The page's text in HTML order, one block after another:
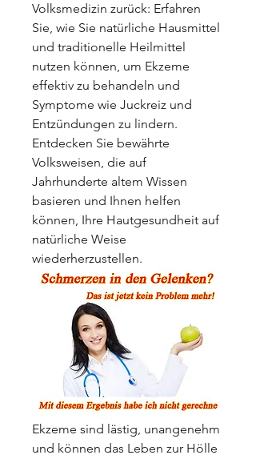
Volksmedizin zurück: Erfahren
Sie, wie Sie natürliche Hausmittel
und traditionelle Heilmittel
nutzen können, um Ekzeme
effektiv zu behandeln und
Symptome wie Juckreiz und
Entzündungen zu lindern.
Entdecken Sie bewährte
Volksweisen, die auf
Jahrhunderte altem Wissen
basieren und Ihnen helfen
können, Ihre Hautgesundheit auf
natürliche Weise
wiederherzustellen.
Ekzeme sind lästig, unangenehm
und können das Leben zur Hölle